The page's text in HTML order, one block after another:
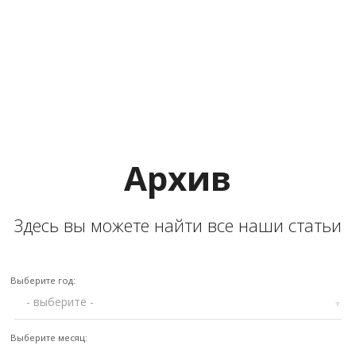
Aрхив
Здесь вы можете найти все наши статьи
▼
Выберите год:
Выберите месяц: